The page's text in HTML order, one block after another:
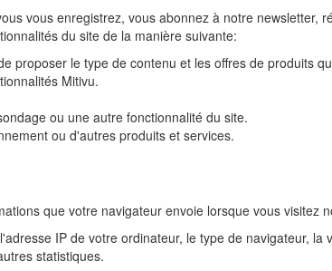
vous enregistrez, vous abonnez à notre newsletter,
du site de la manière suivante:
proposer le type de contenu et les offres de produits
Mitivu.
ou une autre fonctionnalité du site.
ou d'autres produits et services.
que votre navigateur envoie lorsque vous visitez
IP de votre ordinateur, le type de navigateur,
statistiques.